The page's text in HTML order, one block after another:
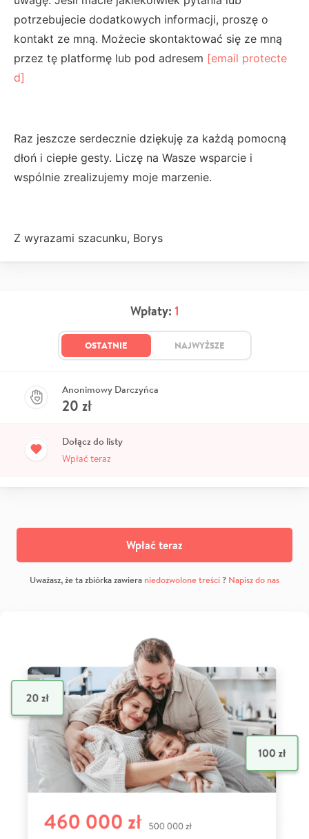
potrzebujecie dodatkowych informacji, proszę o
kontakt ze mną. Możecie skontaktować się ze mną
przez tę platformę lub pod adresem [email protecte
d]
Raz jeszcze serdecznie dziękuję za każdą pomocną
dłoń i ciepłe gesty. Liczę na Wasze wsparcie i
wspólnie zrealizujemy moje marzenie.
Z wyrazami szacunku, Borys
Wpłaty: 1
OSTATNIE NAJWYŻSZE
Anonimowy Darczyńca
20 zł
Dołącz do listy
Wpłać teraz
Wpłać teraz
Uważasz, że ta zbiórka zawiera niedozwolone treści? Napisz do nas